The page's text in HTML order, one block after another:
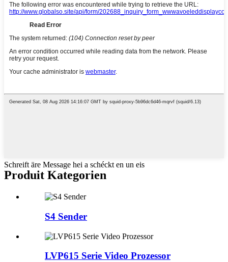
Schreift äre Message hei a schéckt en un eis
Produit Kategorien
S4 Sender
LVP615 Serie Video Prozessor